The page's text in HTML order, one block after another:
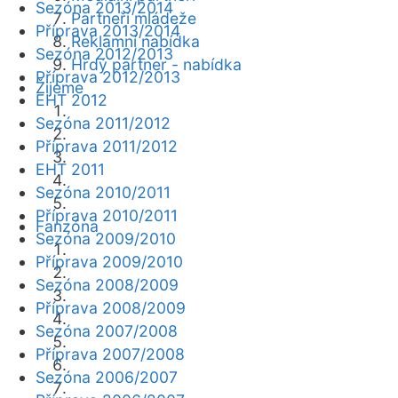
Partneři mládeže
Reklamní nabídka
Hrdý partner - nabídka
Žijeme
Fanzóna
Sezóna 2013/2014
Příprava 2013/2014
Sezóna 2012/2013
Příprava 2012/2013
EHT 2012
Sezóna 2011/2012
Příprava 2011/2012
EHT 2011
Sezóna 2010/2011
Příprava 2010/2011
Sezóna 2009/2010
Příprava 2009/2010
Sezóna 2008/2009
Příprava 2008/2009
Sezóna 2007/2008
Příprava 2007/2008
Sezóna 2006/2007